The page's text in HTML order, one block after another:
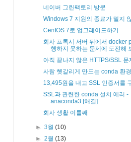
네이버 그린팩토리 방문
Windows 7 지원의 종료가 멀지
CentOS 7로 업그레이드하기
회사 프록시 서버 뒤에서 docker
행하지 못하는 문제에 도전해
아직 끝나지 않은 HTTPS/SSL 문
사람 헷갈리게 만드는 conda 환
13,495원을 내고 SSL 인증서를
SSL과 관련한 conda 설치 에러 -
anaconda3 [해결]
회사 생활 이틀째
►3월(10)
►2월(13)